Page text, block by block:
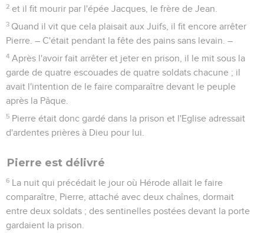
2 et il fit mourir par l'épée Jacques, le frère de Jean.
3 Quand il vit que cela plaisait aux Juifs, il fit encore arrêter
Pierre. – C'était pendant la fête des pains sans levain. –
4 Après l'avoir fait arrêter et jeter en prison, il le mit sous la
garde de quatre escouades de quatre soldats chacune ; il
avait l'intention de le faire comparaître devant le peuple
après la Pâque.
5 Pierre était donc gardé dans la prison et l'Eglise adressait
d'ardentes prières à Dieu pour lui.
Pierre est délivré
6 La nuit qui précédait le jour où Hérode allait le faire
comparaître, Pierre, attaché avec deux chaînes, dormait
entre deux soldats ; des sentinelles postées devant la porte
gardaient la prison.